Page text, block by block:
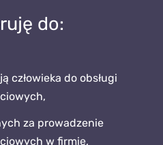
do:
człowieka do obsługi
za prowadzenie
w firmie,